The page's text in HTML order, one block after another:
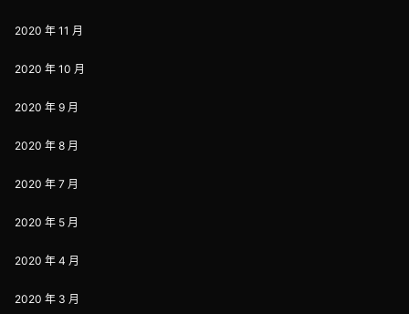
2020 年 11 月
2020 年 10 月
2020 年 9 月
2020 年 8 月
2020 年 7 月
2020 年 5 月
2020 年 4 月
2020 年 3 月